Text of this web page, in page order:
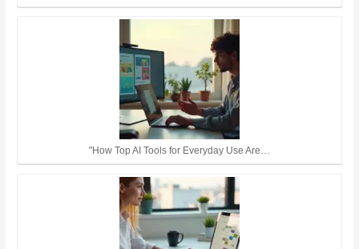
"How Top AI Tools for Everyday Use Are…